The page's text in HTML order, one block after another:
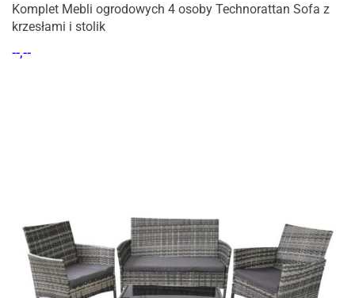
Komplet Mebli ogrodowych 4 osoby Technorattan Sofa z
krzesłami i stolik
--,--